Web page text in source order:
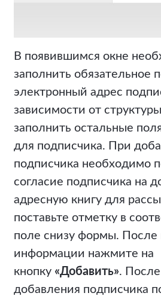
В появившимся окне
заполнить обязательное
электронный адрес
зависимости от
заполнить остальные
для подписчика. При
подписчика необходимо
согласие подписчика на
адресную книгу для
поставьте отметку в
поле снизу формы. После
информации нажмите на
кнопку «Добавить».
добавления подписчика